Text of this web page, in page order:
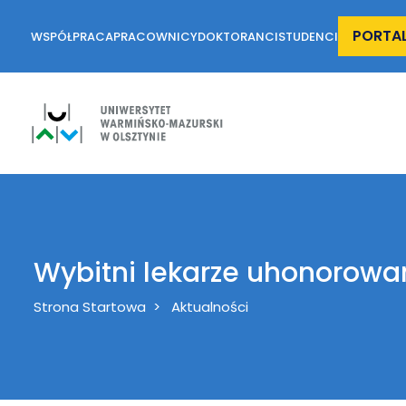
WSPÓŁPRACAPRACOWNICYDOKTORANCISTUDENCI
Wybitni lekarze
Breadcrumb
Strona Startowa Aktualności